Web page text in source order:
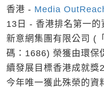
香港 - Media
13日 - 香港排名第一
新意網集團有限公司 (
碼：1686) 榮獲由環保
續發展目標香港成就獎
今年唯一獲此殊榮的資